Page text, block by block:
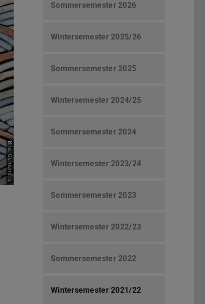
Bild: Gemeinfrei
Sommersemester 2026
Wintersemester 2025/26
Sommersemester 2025
Wintersemester 2024/25
Sommersemester 2024
Wintersemester 2023/24
Sommersemester 2023
Wintersemester 2022/23
Sommersemester 2022
Wintersemester 2021/22